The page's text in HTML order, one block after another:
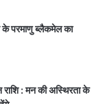
के परमाणु ब्लैकमेल का
: मन की अस्थिरता के